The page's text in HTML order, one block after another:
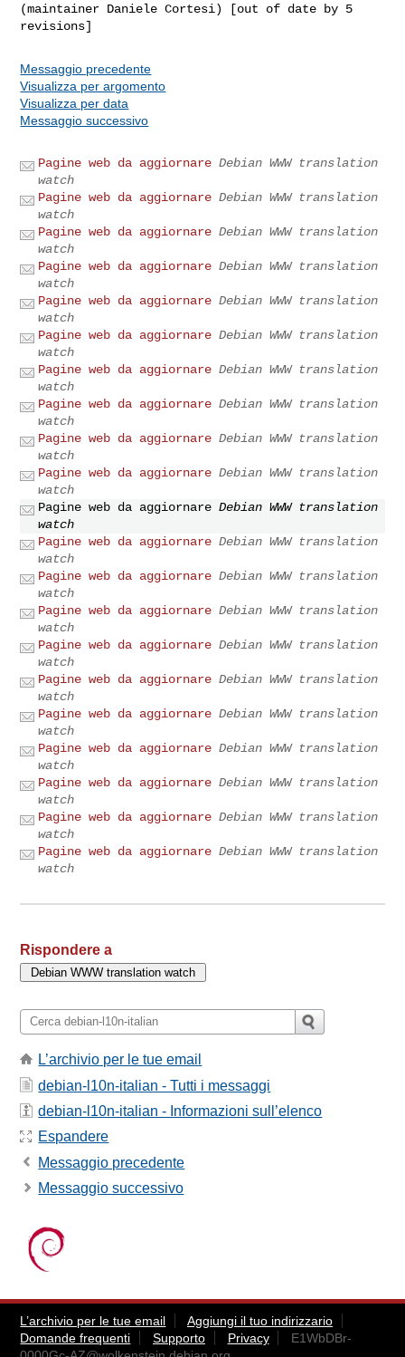
(maintainer Daniele Cortesi) [out of date by 5
Messaggio precedente
Visualizza per argomento
Visualizza per data
Messaggio successivo
Pagine web da aggiornare Debian WWW translation
watch
Pagine web da aggiornare Debian WWW translation
watch
Pagine web da aggiornare Debian WWW translation
watch
Pagine web da aggiornare Debian WWW translation
watch
Pagine web da aggiornare Debian WWW translation
watch
Pagine web da aggiornare Debian WWW translation
watch
Pagine web da aggiornare Debian WWW translation
watch
Pagine web da aggiornare Debian WWW translation
watch
Pagine web da aggiornare Debian WWW translation
watch
Pagine web da aggiornare Debian WWW translation
watch
Pagine web da aggiornare Debian WWW translation
watch
Pagine web da aggiornare Debian WWW translation
watch
Pagine web da aggiornare Debian WWW translation
watch
Pagine web da aggiornare Debian WWW translation
watch
Pagine web da aggiornare Debian WWW translation
watch
Pagine web da aggiornare Debian WWW translation
watch
Pagine web da aggiornare Debian WWW translation
watch
Pagine web da aggiornare Debian WWW translation
watch
Pagine web da aggiornare Debian WWW translation
watch
Pagine web da aggiornare Debian WWW translation
watch
Pagine web da aggiornare Debian WWW translation
watch
Rispondere a
L’archivio per le tue email
debian-l10n-italian - Tutti i messaggi
debian-l10n-italian - Informazioni sull’elenco
Espandere
Messaggio precedente
Messaggio successivo
L’archivio per le tue email
Aggiungi il tuo indirizzario
Domande frequenti
Supporto Privacy
E1WbDBr-